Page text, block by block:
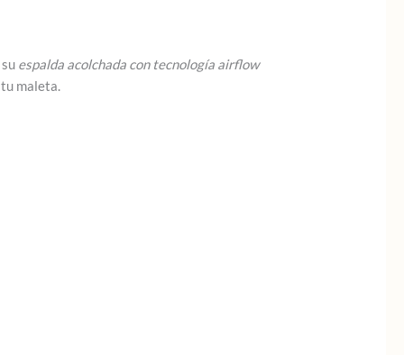
espalda acolchada con tecnología airflow
maleta.